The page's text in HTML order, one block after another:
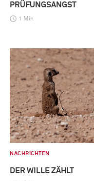
PRÜFUNGSANGST
1 Min
NACHRICHTEN
DER WILLE ZÄHLT